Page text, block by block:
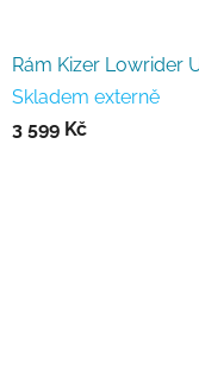
Rám Kizer Lowrider
Skladem externě
3 599 Kč